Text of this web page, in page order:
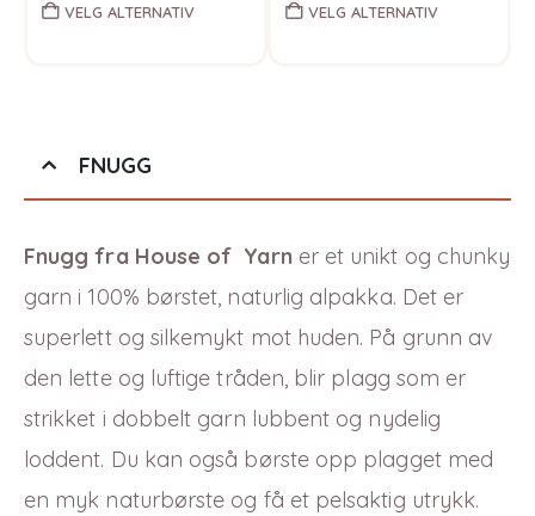
VELG ALTERNATIV VELG ALTERNATIV
FNUGG
Fnugg fra House of Yarn er et unikt og chunky
garn i 100% børstet, naturlig alpakka. Det er
superlett og silkemykt mot huden. På grunn av
den lette og luftige tråden, blir plagg som er
strikket i dobbelt garn lubbent og nydelig
loddent. Du kan også børste opp plagget med
en myk naturbørste og få et pelsaktig utrykk.